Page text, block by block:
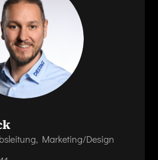
Marketing/Design